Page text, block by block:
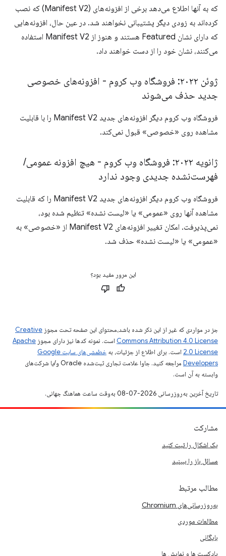
که به آنها اطلاع می‌دهد برخی از افزونه‌های (Manifest V2) که نصب
کرده‌اند به زودی دیگر پشتیبانی نخواهند شد. در عین حال، افزونه‌هایی
که دارای نشان Featured هستند و هنوز از Manifest V2 استفاده
می‌کنند، نشان خود را از دست خواهند داد.
ژوئن ۲۰۲۲: فروشگاه وب کروم - افزونه‌های خصوصی
جدید حذف می‌شوند
فروشگاه وب کروم دیگر افزونه‌های جدید Manifest V2 را با قابلیت
مشاهده روی «خصوصی» قبول نمی‌کند.
ژانویه ۲۰۲۲: فروشگاه وب کروم - هیچ افزونه عمومی
/
فهرست‌نشده جدیدی وجود ندارد
فروشگاه وب کروم دیگر افزونه‌های جدید Manifest V2 را که قابلیت
مشاهده آنها روی «عمومی» یا «لیست نشده» تنظیم شده بود،
نمی‌پذیرفت. امکان تغییر افزونه‌های Manifest V2 از «خصوصی» به
«عمومی» یا «لیست نشده» حذف شد.
این مرور مفید بود؟
جز در مواردی که غیر از این ذکر شده باشد،‌محتوای این صفحه تحت مجوز Creative
Commons Attribution 4.0 License است. نمونه کدها نیز دارای مجوز Apache
2.0 License است. برای اطلاع از جزئیات، به
خطمشی‌های سایت Google
Developers‏
مراجعه کنید. جاوا علامت تجاری ثبت‌شده Oracle و/یا شرکت‌های
وابسته به آن است.
تاریخ آخرین به‌روزرسانی 2026-07-08 به‌وقت ساعت هماهنگ جهانی.
مشارکت
یک اشکال را ثبت کنید
مسائل باز را ببینید
مطالب مرتبط
به‌روزرسانی‌های Chromium
مطالعات موردی
بایگانی
پادکست ها و نمایش ها